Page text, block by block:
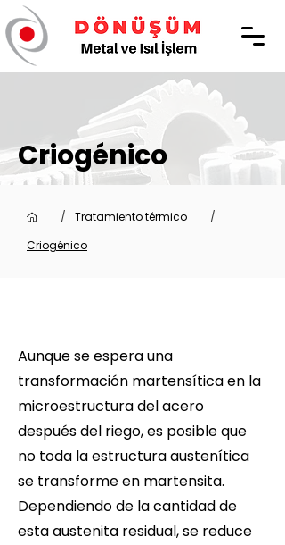
Criogénico
/ Tratamiento térmico
/
Criogénico
Aunque se espera una
transformación martensítica en la
microestructura del acero
después del riego, es posible que
no toda la estructura austenítica
se transforme en martensita.
Dependiendo de la cantidad de
esta austenita residual, se reduce